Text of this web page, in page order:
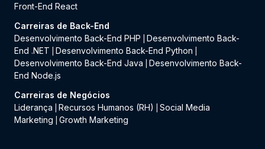
Front-End React
Carreiras de Back-End
Desenvolvimento Back-End PHP
Desenvolvimento Back-
End .NET
Desenvolvimento Back-End Python
Desenvolvimento Back-End Java
Desenvolvimento Back-
End Node.js
Carreiras de Negócios
Liderança
Recursos Humanos (RH)
Social Media
Marketing
Growth Marketing